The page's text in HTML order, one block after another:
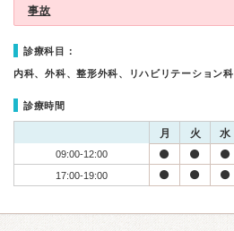
事故
診療科目：
内科、外科、整形外科、リハビリテーション科
診療時間
月 火 水
09:00-12:00
17:00-19:00